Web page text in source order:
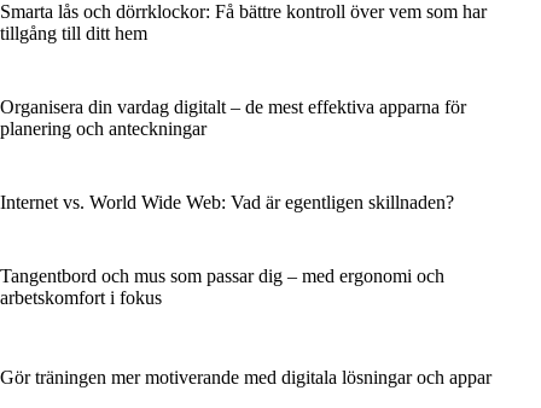
Smarta lås och dörrklockor: Få bättre kontroll över vem som har
tillgång till ditt hem
Organisera din vardag digitalt – de mest effektiva apparna för
planering och anteckningar
Internet vs. World Wide Web: Vad är egentligen skillnaden?
Tangentbord och mus som passar dig – med ergonomi och
arbetskomfort i fokus
Gör träningen mer motiverande med digitala lösningar och appar